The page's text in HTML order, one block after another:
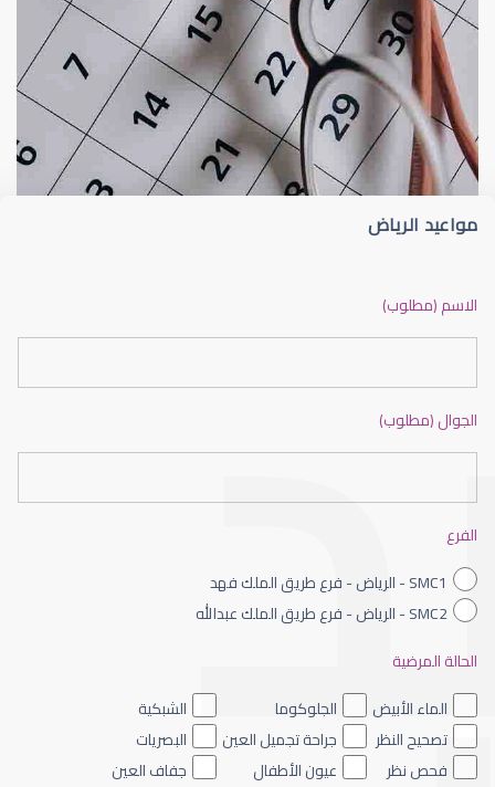
قلوبال لرعاية العين ضعف نظر
ضعف نظر الاطفال
ضعف نظر العين اليسرى
مواعيد الرياض
الاسم (مطلوب)
الجوال (مطلوب)
الفرع
SMC1 - الرياض - فرع طريق الملك فهد
SMC2 - الرياض - فرع طريق الملك عبدالله
الحالة المرضية
الماء الأبيض
الجلوكوما
الشبكية
تصحيح النظر
جراحة تجميل العين
البصريات
فحص نظر
عيون الأطفال جفاف العين